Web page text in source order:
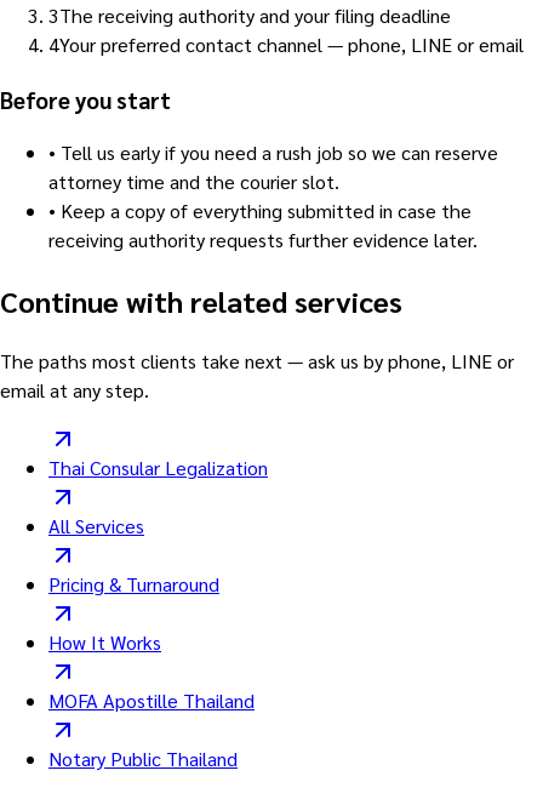
3The receiving authority and your filing deadline
4Your preferred contact channel — phone, LINE or email
Before you start
• Tell us early if you need a rush job so we can reserve
attorney time and the courier slot.
• Keep a copy of everything submitted in case the
receiving authority requests further evidence later.
Continue with related services
The paths most clients take next — ask us by phone, LINE or
email at any step.
Thai Consular Legalization
All Services
Pricing & Turnaround
How It Works
MOFA Apostille Thailand
Notary Public Thailand